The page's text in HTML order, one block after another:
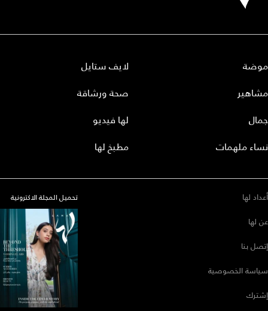
موضة
مشاهير
جمال
نساء ملهمات
لايف ستايل
صحة ورشاقة
لها فيديو
مطبخ لها
أعداد لها
عن لها
إتصل بنا
سياسة الخصوصية
إشترك
تحميل المجلة الاكترونية